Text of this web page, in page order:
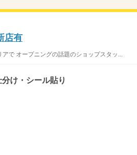
店有
で オープニングの話題のショップスタッ...
け・シール貼り